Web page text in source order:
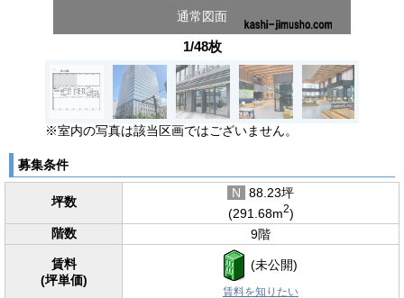
通常図面
1/48枚
※室内の写真は該当区画ではございません。
募集条件
坪数
N
88.23坪
(291.68m2)
階数
9階
賃料
(坪単価)
(未公開)
賃料を知りたい